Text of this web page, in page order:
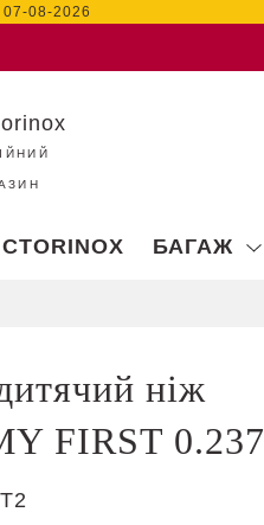
07-08-2026
БАГАЖ
ніж
FIRST